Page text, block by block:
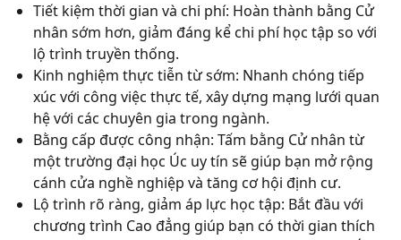
Tiết kiệm thời gian và chi phí: Hoàn thành bằng Cử
nhân sớm hơn, giảm đáng kể chi phí học tập so với
lộ trình truyền thống.
Kinh nghiệm thực tiễn từ sớm: Nhanh chóng tiếp
xúc với công việc thực tế, xây dựng mạng lưới quan
hệ với các chuyên gia trong ngành.
Bằng cấp được công nhận: Tấm bằng Cử nhân từ
một trường đại học Úc uy tín sẽ giúp bạn mở rộng
cánh cửa nghề nghiệp và tăng cơ hội định cư.
Lộ trình rõ ràng, giảm áp lực học tập: Bắt đầu với
chương trình Cao đẳng giúp bạn có thời gian thích